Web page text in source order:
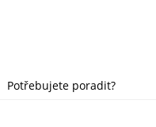
Potřebujete poradit?